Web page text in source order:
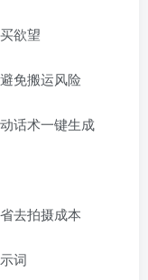
欲望
免搬运风险
话术一键生成
去拍摄成本
词